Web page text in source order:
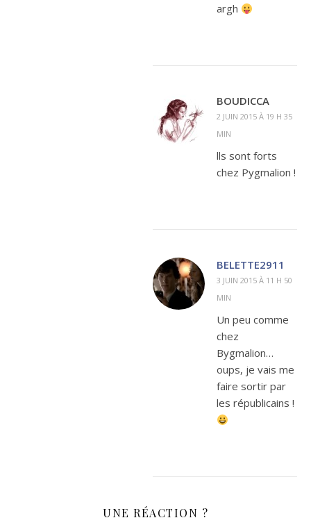
argh
BOUDICCA
2 JUIN 2015 À 19 H 35
MIN
lls sont forts
chez Pygmalion !
BELETTE2911
3 JUIN 2015 À 11 H 50
MIN
Un peu comme
chez
Bygmalion…
oups, je vais me
faire sortir par
les républicains !
UNE RÉACTION ?